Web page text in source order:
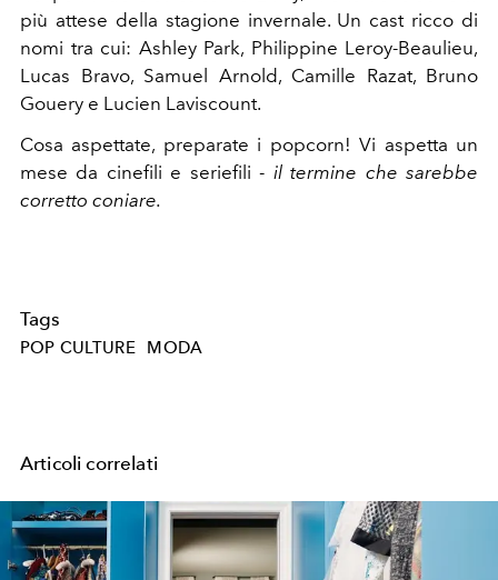
più attese della stagione invernale. Un cast ricco di
nomi tra cui: Ashley Park, Philippine Leroy-Beaulieu,
Lucas Bravo, Samuel Arnold, Camille Razat, Bruno
Gouery e Lucien Laviscount.
Cosa aspettate, preparate i popcorn! Vi aspetta un
mese da cinefili e seriefili - il termine che sarebbe
corretto coniare.
Tags
POP CULTURE MODA
Articoli correlati